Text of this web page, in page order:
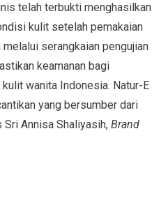
telah terbukti menghasilkan
kulit setelah pemakaian
serangkaian pengujian
keamanan bagi
wanita Indonesia. Natur-E
yang bersumber dari
Sri Annisa Shaliyasih, Brand